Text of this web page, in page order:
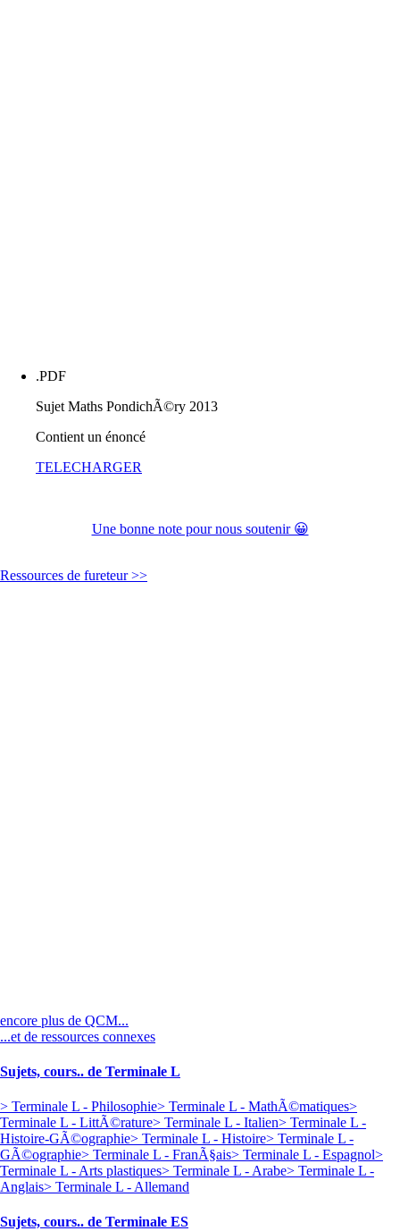
.PDF
Sujet Maths PondichÃ©ry 2013
Contient un énoncé
TELECHARGER
Une bonne note pour nous soutenir 😀
Ressources de fureteur >>
encore plus de QCM...
...et de ressources connexes
Sujets, cours.. de Terminale L
> Terminale L - Philosophie> Terminale L - MathÃ©matiques>
Terminale L - LittÃ©rature> Terminale L - Italien> Terminale L -
Histoire-GÃ©ographie> Terminale L - Histoire> Terminale L -
GÃ©ographie> Terminale L - FranÃ§ais> Terminale L - Espagnol>
Terminale L - Arts plastiques> Terminale L - Arabe> Terminale L -
Anglais> Terminale L - Allemand
Sujets, cours.. de Terminale ES